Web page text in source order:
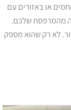
או באזורים עם
מהמרפסת שלכם.
לא רק שהוא מספק